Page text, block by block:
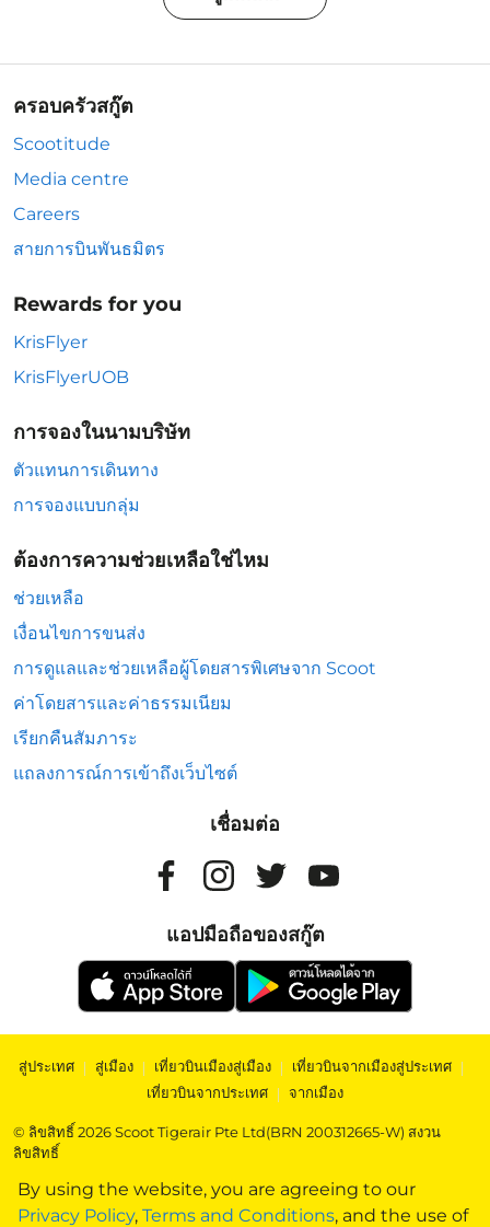
By using the website, you are agreeing to our
Privacy Policy, Terms and Conditions, and the use of
ครอบครัวสกู๊ต
Scootitude
Media centre
Careers
สายการบินพันธมิตร
Rewards for you
KrisFlyer
KrisFlyerUOB
การจองในนามบริษัท
ตัวแทนการเดินทาง
การจองแบบกลุ่ม
ต้องการความช่วยเหลือใช่ไหม
ช่วยเหลือ
เงื่อนไขการขนส่ง
การดูแลและช่วยเหลือผู้โดยสารพิเศษจาก Scoot
ค่าโดยสารและค่าธรรมเนียม
เรียกคืนสัมภาระ
แถลงการณ์การเข้าถึงเว็บไซต์
เชื่อมต่อ
แอปมือถือของสกู๊ต
สู่ประเทศ | สู่เมือง | เที่ยวบินเมืองสู่เมือง | เที่ยวบินจากเมืองสู่ประเทศ |
เที่ยวบินจากประเทศ | จากเมือง
© ลิขสิทธิ์ 2026 Scoot Tigerair Pte Ltd(BRN 200312665-W) สงวน
ลิขสิทธิ์